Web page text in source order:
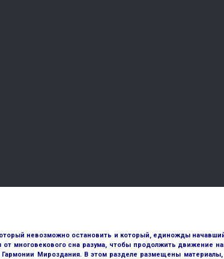
невозможно остановить и который, единожды
многовекового сна разума, чтобы продолжить движение
Мироздания. В этом разделе размещены